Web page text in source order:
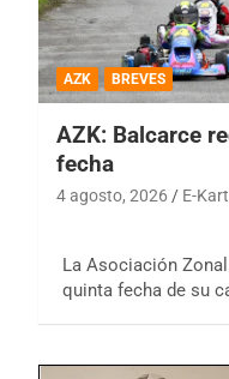
AZK BREVES
AZK: Balcarce
fecha
4 agosto, 2026 E-Kart
La Asociación
quinta fecha de su